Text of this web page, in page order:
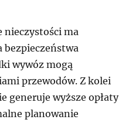
nieczystości ma
bezpieczeństwa
wywóz mogą
przewodów. Z kolei
generuje wyższe opłaty
planowanie